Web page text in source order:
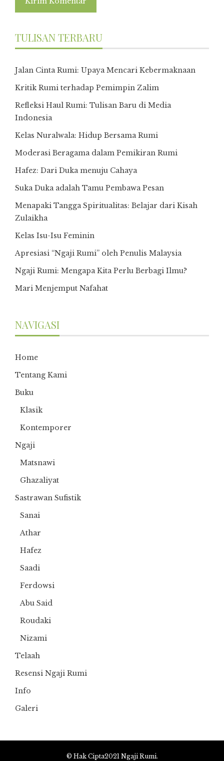
TULISAN TERBARU
Jalan Cinta Rumi: Upaya Mencari Kebermaknaan
Kritik Rumi terhadap Pemimpin Zalim
Refleksi Haul Rumi: Tulisan Baru di Media
Indonesia
Kelas Nuralwala: Hidup Bersama Rumi
Moderasi Beragama dalam Pemikiran Rumi
Hafez: Dari Duka menuju Cahaya
Suka Duka adalah Tamu Pembawa Pesan
Menapaki Tangga Spiritualitas: Belajar dari Kisah
Zulaikha
Kelas Isu-Isu Feminin
Apresiasi “Ngaji Rumi” oleh Penulis Malaysia
Ngaji Rumi: Mengapa Kita Perlu Berbagi Ilmu?
Mari Menjemput Nafahat
NAVIGASI
Home
Tentang Kami
Buku
Klasik
Kontemporer
Ngaji
Matsnawi
Ghazaliyat
Sastrawan Sufistik
Sanai
Athar
Hafez
Saadi
Ferdowsi
Abu Said
Roudaki
Nizami
Telaah
Resensi Ngaji Rumi
Info
Galeri
© Hak Cipta2021 Ngaji Rumi.